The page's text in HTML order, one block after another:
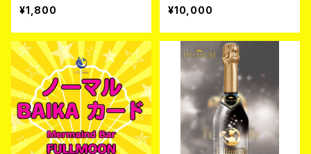
¥1,800
¥10,000